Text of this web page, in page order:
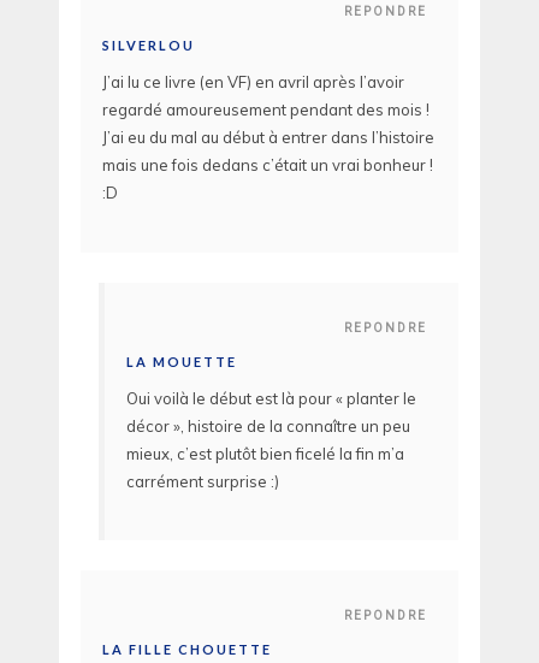
REPONDRE
SILVERLOU
J’ai lu ce livre (en VF) en avril après l’avoir
regardé amoureusement pendant des mois !
J’ai eu du mal au début à entrer dans l’histoire
mais une fois dedans c’était un vrai bonheur !
:D
REPONDRE
LA MOUETTE
Oui voilà le début est là pour « planter le
décor », histoire de la connaître un peu
mieux, c’est plutôt bien ficelé la fin m’a
carrément surprise :)
REPONDRE
LA FILLE CHOUETTE